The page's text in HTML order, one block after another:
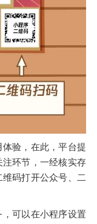
验，在此，平台提
注环节，一经核实存
码打开公众号、二
可以在小程序设置